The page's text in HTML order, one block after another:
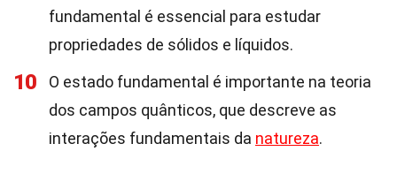
fundamental é essencial para estudar
propriedades de sólidos e líquidos.
10
O estado fundamental é importante na teoria
dos campos quânticos, que descreve as
interações fundamentais da natureza.